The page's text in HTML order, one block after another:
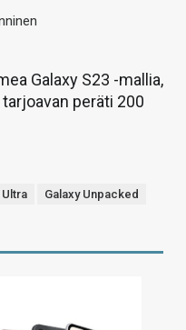
Galaxy S23 -mallia,
peräti 200
Ultra
Galaxy Unpacked